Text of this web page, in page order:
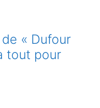
« Dufour
tout pour